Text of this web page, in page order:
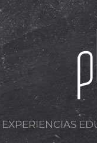
EXPERIENCIAS